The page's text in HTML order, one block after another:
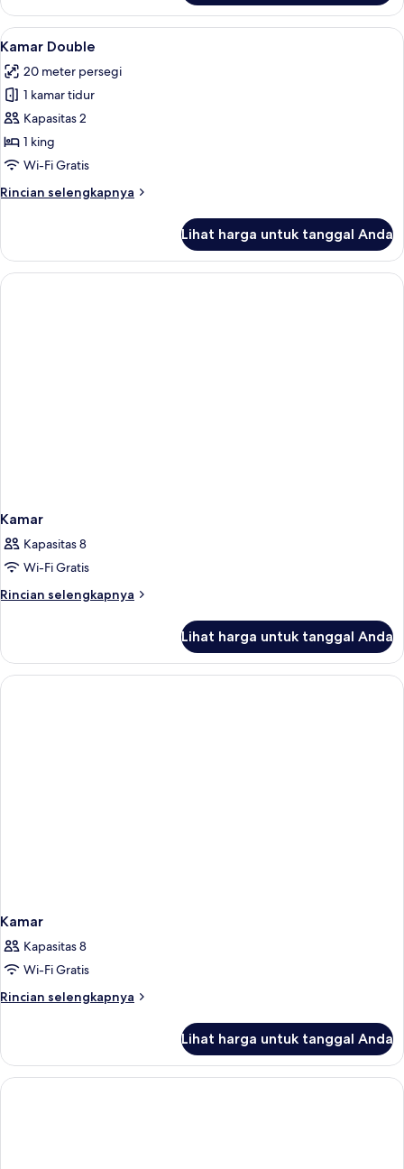
BF
and
SPA)
Kamar
Double
Ekonomi
Zimmer
no
and
SPA)
Lihat
semua
foto
untuk
Kamar
Double
Kamar Double | Seprai antialergi,
18
Kamar Double
20 meter persegi
1 kamar tidur
Kapasitas 2
1 king
Wi-Fi Gratis
Rincian selengkapnya
Rincian
Kamar
Double
Lihat harga untuk tanggal Anda
Kamar
Kapasitas 8
Wi-Fi Gratis
Rincian selengkapnya
Rincian
Kamar
Lihat harga untuk tanggal Anda
Kamar
Kapasitas 8
Wi-Fi Gratis
Rincian selengkapnya
Rincian
Kamar
Lihat harga untuk tanggal Anda